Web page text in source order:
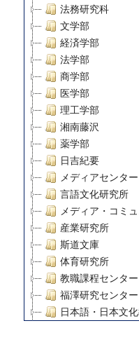
法務研究科
文学部
経済学部
法学部
商学部
医学部
理工学部
湘南藤沢
薬学部
日吉紀要
メディアセンター
言語文化研究所
メディア・コミ
産業研究所
斯道文庫
体育研究所
教職課程センター
福澤研究センター
日本語・日本文